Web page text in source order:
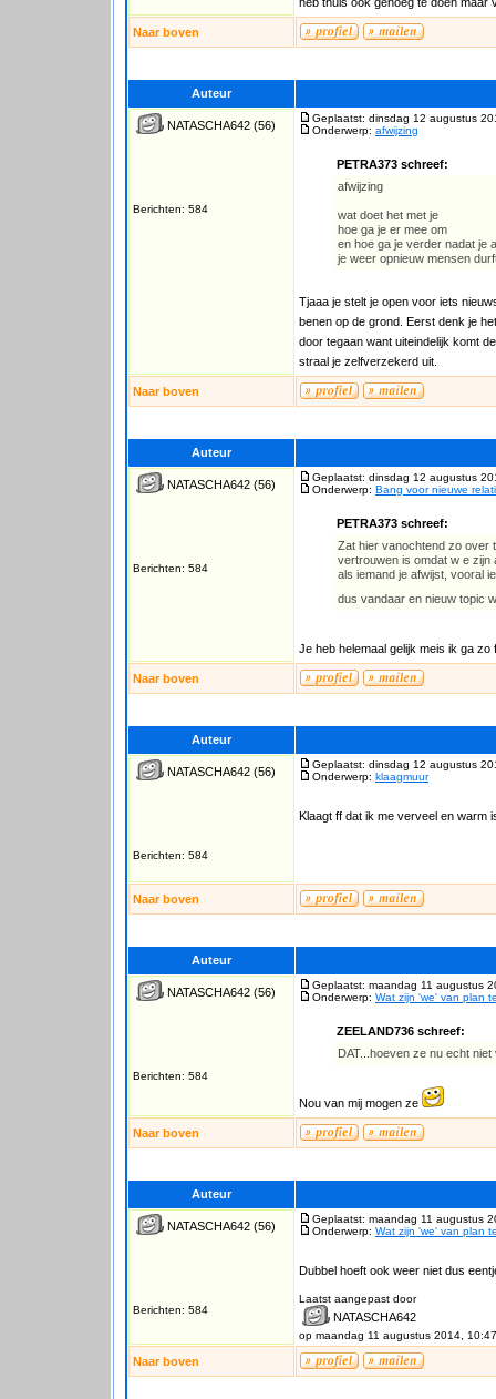
Naar boven
Auteur
NATASCHA642 (56)
Berichten: 584
Geplaatst: dinsdag 12 augustus
Onderwerp: afwijzing
PETRA373 schreef:
afwijzing
wat doet het met je
hoe ga je er mee om
en hoe ga je verder nadat je
je weer opnieuw mensen
Tjaaa je stelt je open voor iets
benen op de grond. Eerst denk je
door tegaan want uiteindelijk komt
straal je zelfverzekerd uit.
Naar boven
Auteur
NATASCHA642 (56)
Berichten: 584
Geplaatst: dinsdag 12 augustus
Onderwerp: Bang voor nieuwe
PETRA373 schreef:
Zat hier vanochtend zo over
vertrouwen is omdat w e zijn
als iemand je afwijst, vooral
dus vandaar en nieuw topic
Je heb helemaal gelijk meis ik ga
Naar boven
Auteur
NATASCHA642 (56)
Berichten: 584
Geplaatst: dinsdag 12 augustus
Onderwerp: klaagmuur
Klaagt ff dat ik me verveel en warm
Naar boven
Auteur
NATASCHA642 (56)
Berichten: 584
Geplaatst: maandag 11 augustus
Onderwerp: Wat zijn 'we' van plan
ZEELAND736 schreef:
DAT...hoeven ze nu echt
Nou van mij mogen ze
Naar boven
Auteur
NATASCHA642 (56)
Berichten: 584
Geplaatst: maandag 11 augustus
Onderwerp: Wat zijn 'we' van plan
Dubbel hoeft ook weer niet dus
Laatst aangepast door
NATASCHA642
op maandag 11 augustus 2014, 10:47
Naar boven